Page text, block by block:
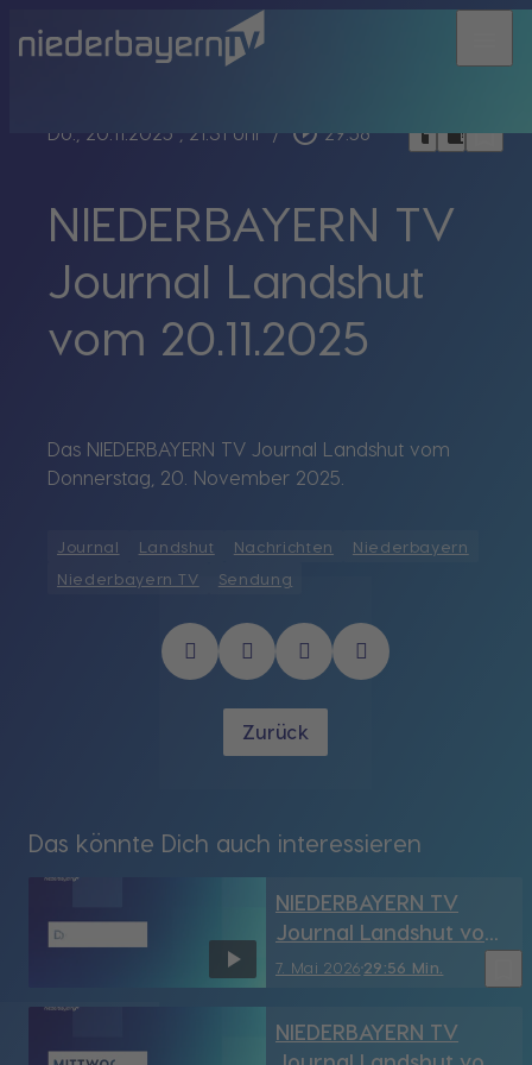
Do., 20.11.2025 , 21:31 Uhr / play_circle_outline 29:58 headphoneschrome_reader_modebookmark_border
NIEDERBAYERN TV
Journal Landshut
vom 20.11.2025
Das NIEDERBAYERN TV Journal Landshut vom
Donnerstag, 20. November 2025.
Journal Landshut Nachrichten
Niederbayern
Niederbayern TV
Sendung
Zurück
Das könnte Dich auch interessieren
7. Mai 2026 29:56 Min.
NIEDERBAYERN TV
Journal Landshut vom
7.05.2026
NIEDERBAYERN TV